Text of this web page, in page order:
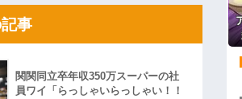
と、人の家の金庫触らないでよ！」キチママ
てみようとしただけ☆』義兄「泥は出てけ！
飲む味だけどなんのお茶？」彼「ちっ！」私
カンチョーワロタ
ラクションを鳴らされ彼氏が逆切れ。「何ク
こいよ！」と怒鳴りだし...
事
関関同立卒年収350万スーパーの社
員ワイ「らっしゃいらっしゃい！！